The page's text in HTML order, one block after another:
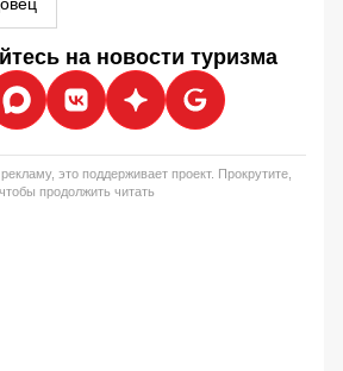
на новости туризма
это поддерживает проект. Прокрутите,
чтобы продолжить читать